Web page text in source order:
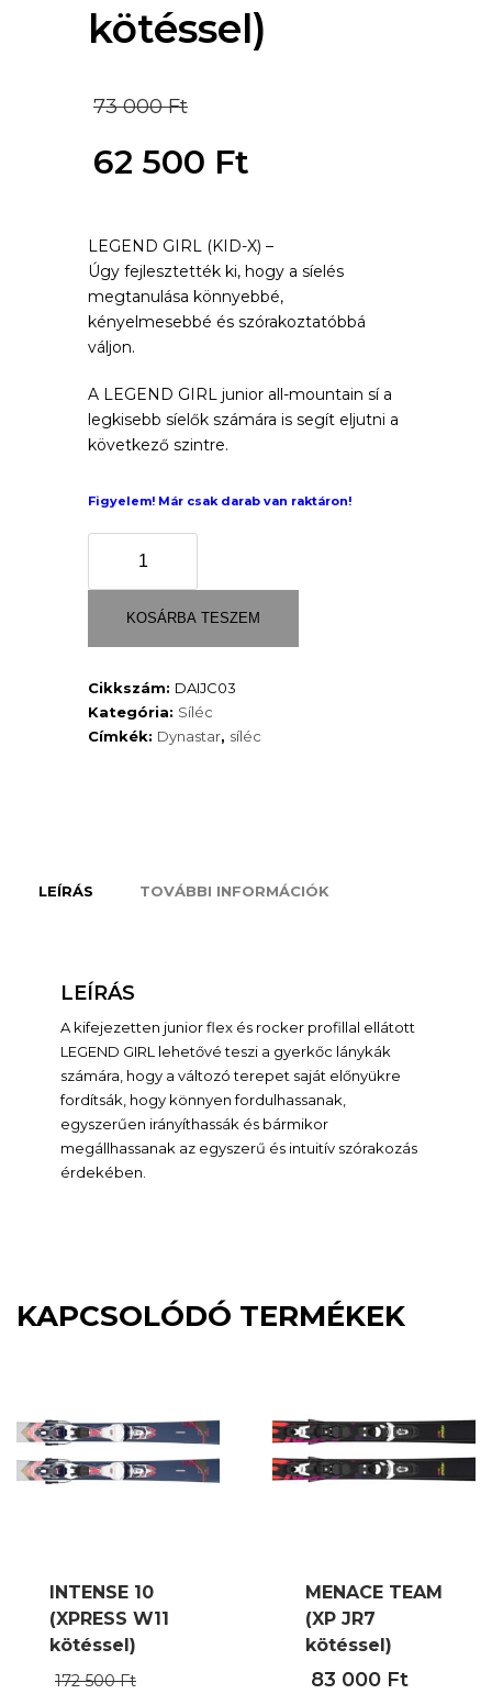
kötéssel)
73 000Ft
price
73
000 Ft.
62 500 Ft
price
is:
62
500 Ft.
LEGEND GIRL (KID-X) –
Úgy fejlesztették ki, hogy a síelés
megtanulása könnyebbé,
kényelmesebbé és szórakoztatóbbá
váljon.
A LEGEND GIRL junior all-mountain sí a
legkisebb síelők számára is segít eljutni a
következő szintre.
Figyelem! Már csak darab van raktáron!
(KID-
KOSÁRBA TESZEM
Cikkszám: DAIJC03
Kategória: Síléc
Címkék: Dynastar, síléc
LEÍRÁS TOVÁBBI INFORMÁCIÓK
LEÍRÁS
A kifejezetten junior flex és rocker profillal ellátott
LEGEND GIRL lehetővé teszi a gyerkőc lánykák
számára, hogy a változó terepet saját előnyükre
fordítsák, hogy könnyen fordulhassanak,
egyszerűen irányíthassák és bármikor
megállhassanak az egyszerű és intuitív szórakozás
érdekében.
KAPCSOLÓDÓ TERMÉKEK
INTENSE 10
(XPRESS W11
kötéssel)
172 500Ft
MENACE TEAM
(XP JR7
kötéssel)
83 000 Ft